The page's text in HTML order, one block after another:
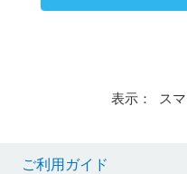
表示： スマ
ご利用ガイド